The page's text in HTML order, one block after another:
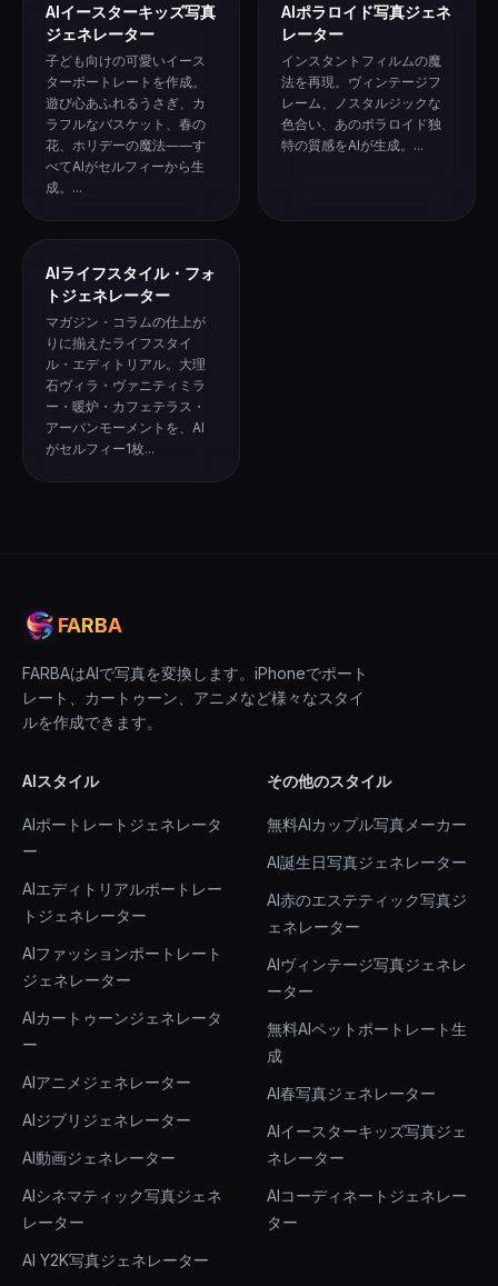
AIイースターキッズ写真
ジェネレーター
子ども向けの可愛いイース
ターポートレートを作成。
遊び心あふれるうさぎ、カ
ラフルなバスケット、春の
花、ホリデーの魔法――す
べてAIがセルフィーから生
成。...
AIポラロイド写真ジェネ
レーター
インスタントフィルムの魔
法を再現。ヴィンテージフ
レーム、ノスタルジックな
色合い、あのポラロイド独
特の質感をAIが生成。...
AIライフスタイル・フォ
トジェネレーター
マガジン・コラムの仕上が
りに揃えたライフスタイ
ル・エディトリアル。大理
石ヴィラ・ヴァニティミラ
ー・暖炉・カフェテラス・
アーバンモーメントを、AI
がセルフィー1枚...
FARBA
FARBAはAIで写真を変換します。iPhoneでポート
レート、カートゥーン、アニメなど様々なスタイ
ルを作成できます。
AIスタイル
AIポートレートジェネレータ
ー
AIエディトリアルポートレー
トジェネレーター
AIファッションポートレート
ジェネレーター
AIカートゥーンジェネレータ
ー
AIアニメジェネレーター
AIジブリジェネレーター
AI動画ジェネレーター
AIシネマティック写真ジェネ
レーター
AI Y2K写真ジェネレーター
その他のスタイル
無料AIカップル写真メーカー
AI誕生日写真ジェネレーター
AI赤のエステティック写真ジ
ェネレーター
AIヴィンテージ写真ジェネレ
ーター
無料AIペットポートレート生
成
AI春写真ジェネレーター
AIイースターキッズ写真ジェ
ネレーター
AIコーディネートジェネレー
ター